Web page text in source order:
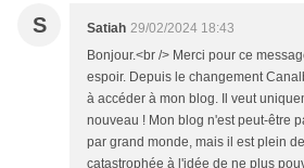
S Satiah 29/02/2024 18:43
Bonjour.<br /> Merci pour ce
espoir. Depuis le changement
à accéder à mon blog. Il veut
nouveau ! Mon blog n'est peut-être
par grand monde, mais il est plein
catastrophée à l'idée de ne plus